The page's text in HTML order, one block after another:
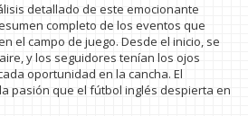
detallado de este emocionante
completo de los eventos que
el campo de juego. Desde el inicio, se
y los seguidores tenían los ojos
oportunidad en la cancha. El
pasión que el fútbol inglés despierta en